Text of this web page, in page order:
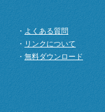
した。
付近で撮影しました。
影しました。
した。
・ よくある質問
・ リンクについて
・ 無料ダウンロード